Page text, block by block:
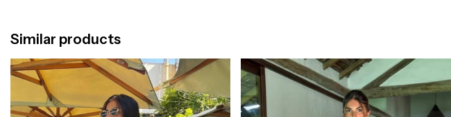
Similar products